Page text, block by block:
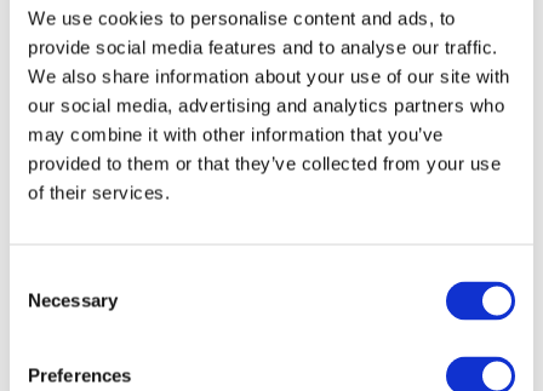
We use cookies to personalise content and ads, to
provide social media features and to analyse our traffic.
We also share information about your use of our site with
our social media, advertising and analytics partners who
may combine it with other information that you’ve
provided to them or that they’ve collected from your use
of their services.
Selection
Necessary
Preferences